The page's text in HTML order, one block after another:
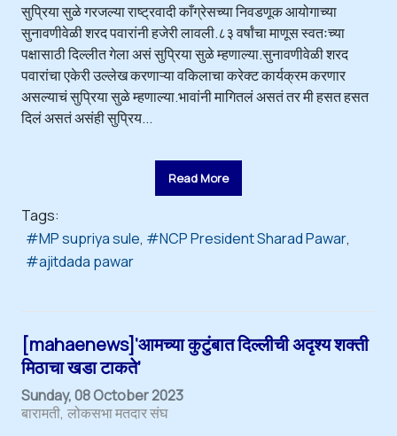
सुप्रिया सुळे गरजल्या राष्ट्रवादी काँग्रेसच्या निवडणूक आयोगाच्या
सुनावणीवेळी शरद पवारांनी हजेरी लावली.८३ वर्षांचा माणूस स्वतःच्या
पक्षासाठी दिल्लीत गेला असं सुप्रिया सुळे म्हणाल्या.सुनावणीवेळी शरद
पवारांचा एकेरी उल्लेख करणाऱ्या वकिलाचा करेक्ट कार्यक्रम करणार
असल्याचं सुप्रिया सुळे म्हणाल्या.भावांनी मागितलं असतं तर मी हसत हसत
दिलं असतं असंही सुप्रिय...
Read More
Tags:
MP supriya sule
NCP President Sharad Pawar
ajitdada pawar
[mahaenews]‘आमच्या कुटुंबात दिल्लीची अदृश्य शक्ती
मिठाचा खडा टाकते’
Sunday, 08 October 2023
बारामती लोकसभा मतदार संघ